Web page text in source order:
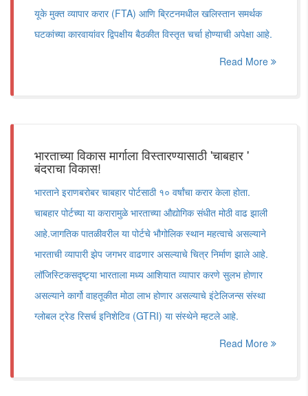
यूके मुक्त व्यापार करार (FTA) आणि ब्रिटनमधील खलिस्तान समर्थक
घटकांच्या कारवायांवर द्विपक्षीय बैठकीत विस्तृत चर्चा होण्याची अपेक्षा आहे.
Read More
भारताच्या विकास मार्गाला विस्तारण्यासाठी 'चाबहार '
बंदराचा विकास!
भारताने इराणबरोबर चाबहार पोर्टसाठी १० वर्षांचा करार केला होता.
चाबहार पोर्टच्या या करारामुळे भारताच्या औद्योगिक संधीत मोठी वाढ झाली
आहे.जागतिक पातळीवरील या पोर्टचे भौगोलिक स्थान महत्वाचे असल्याने
भारताची व्यापारी झेप जगभर वाढणार असल्याचे चित्र निर्माण झाले आहे.
लॉजिस्टिकसदृष्ट्या भारताला मध्य आशियात व्यापार करणे सुलभ होणार
असल्याने कार्गो वाहतूकीत मोठा लाभ होणार असल्याचे इंटेलिजन्स संस्था
ग्लोबल ट्रेड रिसर्च इनिशेटिव (GTRI) या संस्थेने म्हटले आहे.
Read More